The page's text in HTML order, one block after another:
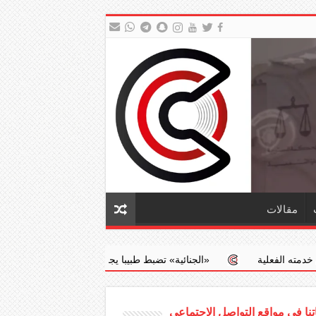
مقالات
‏«الجنائية» تضبط طبيبا يجري عمليات إجهاض مخالفة مقابل مبالغ مالية
في مواقع التواصل الاجتماعي